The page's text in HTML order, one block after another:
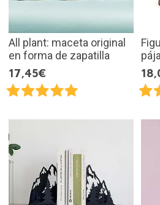
All plant: maceta original
en forma de zapatilla
17,45€